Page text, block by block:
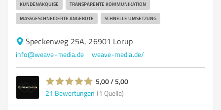
KUNDENAKQUISE TRANSPARENTE KOMMUNIKATION
MASSGESCHNEIDERTE ANGEBOTE SCHNELLE UMSETZUNG
Speckenweg 25A, 26901 Lorup
info@weave-media.de weave-media.de/
5,00 / 5,00
21 Bewertungen (1 Quelle)